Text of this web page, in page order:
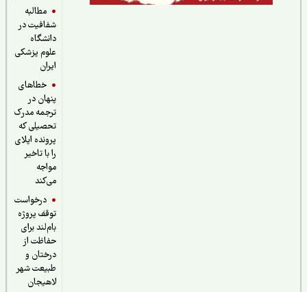
مطالبه
شفافیت در
دانشگاه
علوم پزشکی
خطاهای
پنهان در
ترجمه مدرک
تحصیلی که
پرونده اپلای
را با تاخیر
درخواست
توقف پروژه
بام‌لند برای
حفاظت از
درختان و
طبیعت شهر
لاهیجان